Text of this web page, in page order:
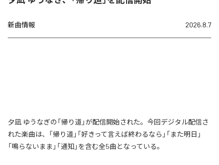
新曲情報 2026.8.7
夕凪 ゆうなぎの「帰り道」が配信開始された。今回デジタル配信さ
れた楽曲は、「帰り道」「好きって言えば終わるなら」「また明日」
「鳴らないまま」「通知」を含む全5曲となっている。